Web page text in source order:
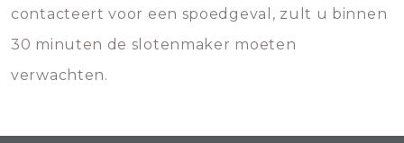
contacteert voor een spoedgeval, zult u binnen
30 minuten de slotenmaker moeten
verwachten.